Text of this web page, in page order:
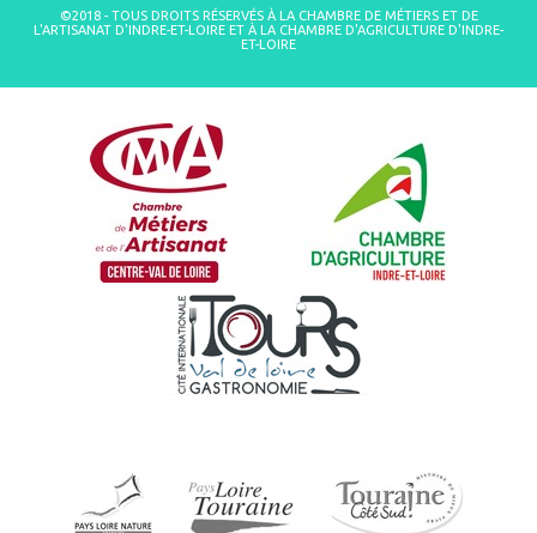
©2018 - TOUS DROITS RÉSERVÉS À LA CHAMBRE DE MÉTIERS ET DE
L'ARTISANAT D'INDRE-ET-LOIRE ET À LA CHAMBRE D'AGRICULTURE D'INDRE-
ET-LOIRE